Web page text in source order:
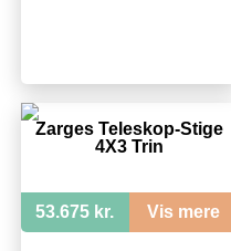
Zarges Teleskop-Stige
4X3 Trin
53.675 kr. Vis mere